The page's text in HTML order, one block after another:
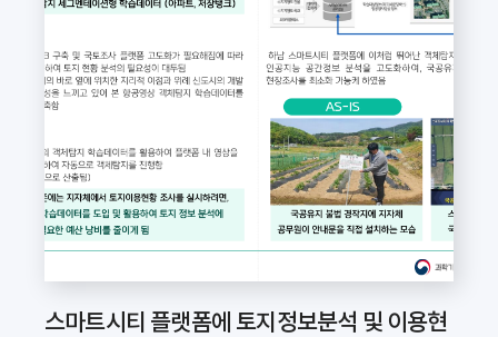
스마트시티 플랫폼에 토지정보분석 및 이용현